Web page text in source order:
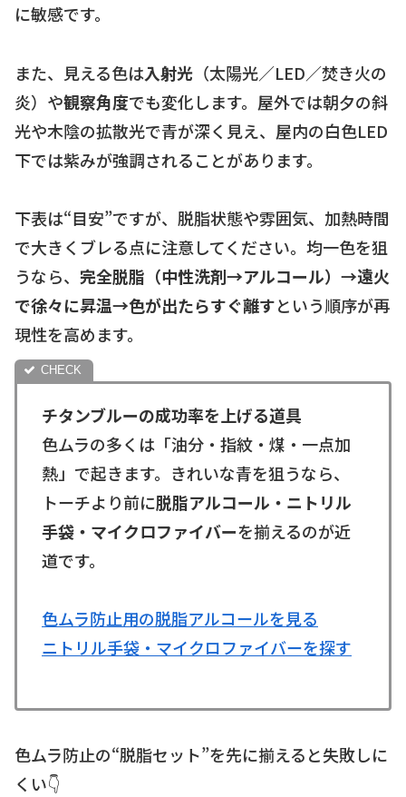
に敏感です。
また、見える色は入射光 （太陽光／LED／焚き火の
炎）や観察角度でも変化します。屋外では朝夕の斜
光や木陰の拡散光で青が深く見え、屋内の白色LED
下では紫みが強調されることがあります。
下表は“目安”ですが、脱脂状態や雰囲気、加熱時間
で大きくブレる点に注意してください。均一色を狙
うなら、 完全脱脂（中性洗剤→アルコール）→遠火
で徐々に昇温→色が出たらすぐ離すという順序が再
現性を高めます。
チタンブルーの成功率を上げる道具
色ムラの多くは「油分・指紋・煤・一点加
熱」で起きます。きれいな青を狙うなら、
トーチより前に脱脂アルコール・ニトリル
手袋・マイクロファイバーを揃えるのが近
道です。
色ムラ防止用の脱脂アルコールを見る
ニトリル手袋・マイクロファイバーを探す
色ムラ防止の“脱脂セット”を先に揃えると失敗しに
くい👇